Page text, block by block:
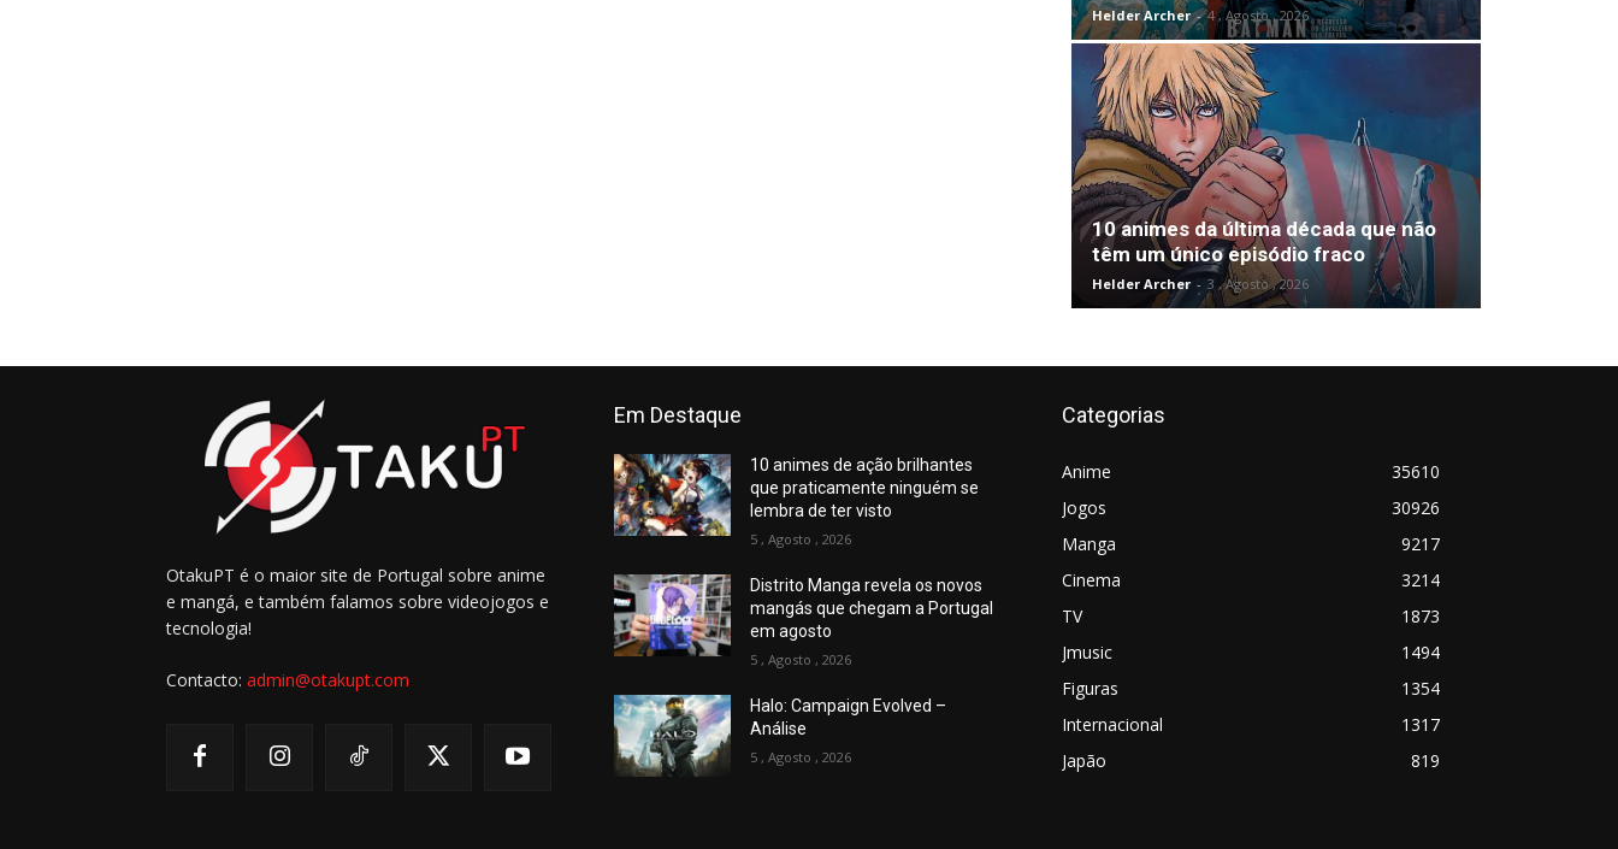
Helder Archer - 4 , Agosto , 2026
10 animes da última década que não
têm um único episódio fraco
Helder Archer - 3 , Agosto , 2026
OtakuPT é o maior site de Portugal sobre anime
e mangá, e também falamos sobre videojogos e
tecnologia!
Contacto: admin@otakupt.com
Em Destaque
10 animes de ação brilhantes
que praticamente ninguém se
lembra de ter visto
5 , Agosto , 2026
Distrito Manga revela os novos
mangás que chegam a Portugal
em agosto
5 , Agosto , 2026
Halo: Campaign Evolved –
Análise
5 , Agosto , 2026
Categorias
Anime
35610
Jogos
30926
Manga
9217
Cinema
3214
TV
1873
Jmusic
1494
Figuras
1354
Internacional
1317
Japão
819